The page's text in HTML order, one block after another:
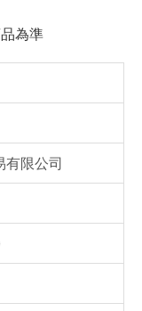
為準
有限公司